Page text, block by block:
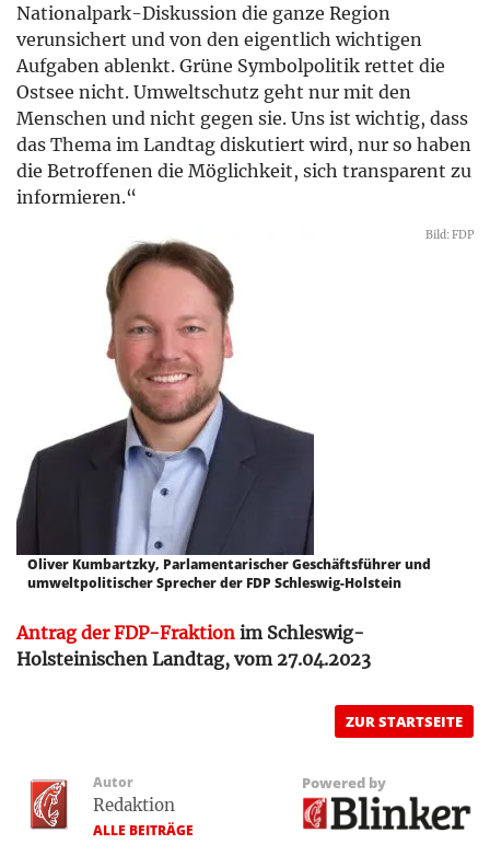
Nationalpark-Diskussion die ganze Region
verunsichert und von den eigentlich wichtigen
Aufgaben ablenkt. Grüne Symbolpolitik rettet die
Ostsee nicht. Umweltschutz geht nur mit den
Menschen und nicht gegen sie. Uns ist wichtig, dass
das Thema im Landtag diskutiert wird, nur so haben
die Betroffenen die Möglichkeit, sich transparent zu
informieren.“
Bild: FDP
Oliver Kumbartzky, Parlamentarischer Geschäftsführer und
umweltpolitischer Sprecher der FDP Schleswig-Holstein
Antrag der FDP-Fraktion im Schleswig-
Holsteinischen Landtag, vom 27.04.2023
ZUR STARTSEITE
Autor
Redaktion
ALLE BEITRÄGE
Powered by